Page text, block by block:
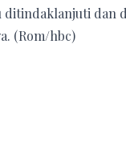
dan
(Rom/hbc)